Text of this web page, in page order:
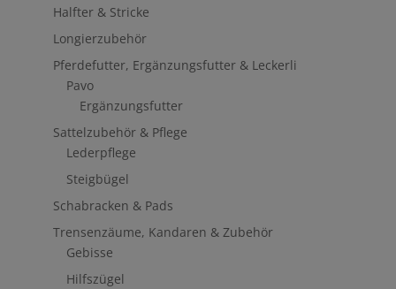
Halfter & Stricke
Longierzubehör
Pferdefutter, Ergänzungsfutter & Leckerli
Pavo
Ergänzungsfutter
Sattelzubehör & Pflege
Lederpflege
Steigbügel
Schabracken & Pads
Trensenzäume, Kandaren & Zubehör
Gebisse
Hilfszügel